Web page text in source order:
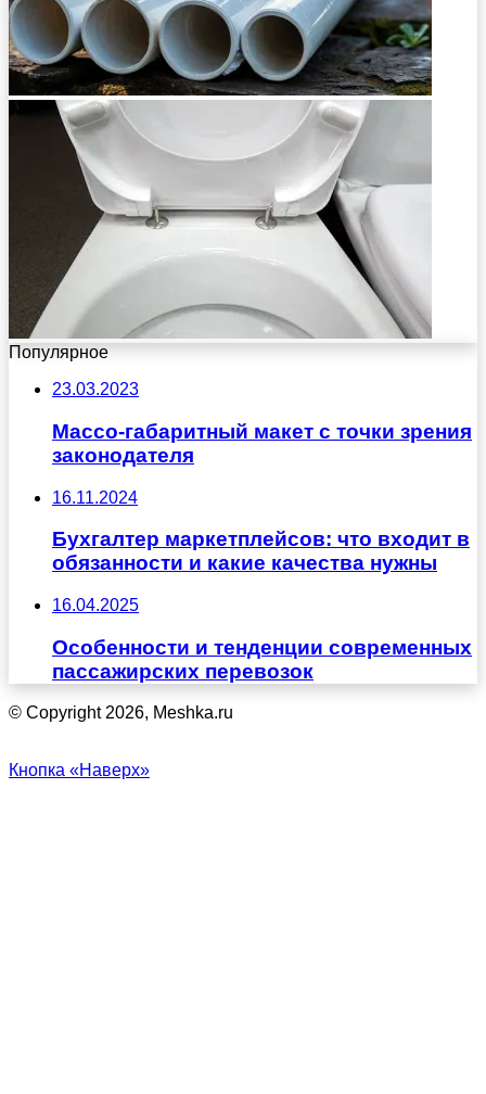
Популярное
23.03.2023
Массо-габаритный макет с точки зрения
законодателя
16.11.2024
Бухгалтер маркетплейсов: что входит в
обязанности и какие качества нужны
16.04.2025
Особенности и тенденции современных
пассажирских перевозок
© Copyright 2026, Meshka.ru
Кнопка «Наверх»